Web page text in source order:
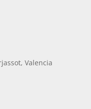
Valencia